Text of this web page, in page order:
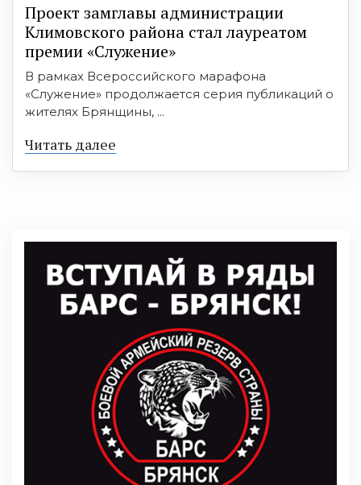
Проект замглавы администрации
Климовского района стал лауреатом
премии «Служение»
В рамках Всероссийского марафона
«Служение» продолжается серия публикаций о
жителях Брянщины, ...
Читать далее